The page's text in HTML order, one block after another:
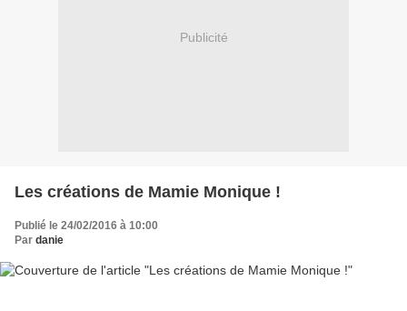
Publicité
Les créations de Mamie Monique !
Publié le 24/02/2016 à 10:00
Par danie